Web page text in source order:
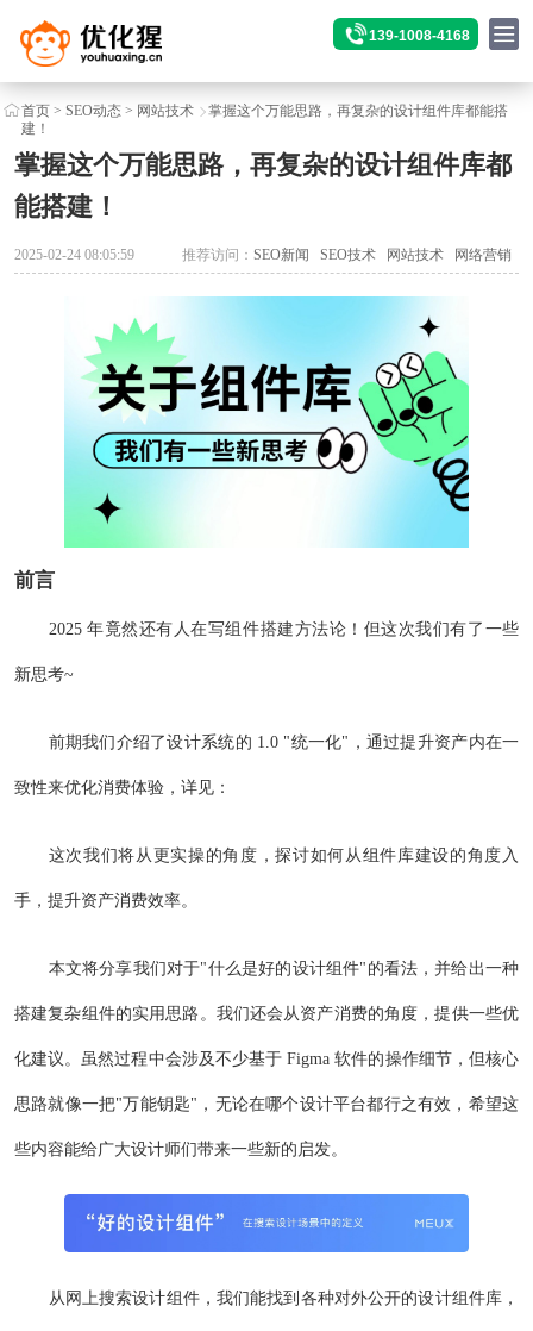
139-1008-4168
首页> SEO动态> 网站技术
掌握这个万能思路，再复杂的设计组件库都能搭
建！
掌握这个万能思路，再复杂的设计组件库都
能搭建！
2025-02-24 08:05:59 推荐访问：SEO新闻 SEO技术 网站技术 网络营销
前言
2025 年竟然还有人在写组件搭建方法论！但这次我们有了一些
新思考~
前期我们介绍了设计系统的 1.0 "统一化"，通过提升资产内在一
致性来优化消费体验，详见：
这次我们将从更实操的角度，探讨如何从组件库建设的角度入
手，提升资产消费效率。
本文将分享我们对于"什么是好的设计组件"的看法，并给出一种
搭建复杂组件的实用思路。我们还会从资产消费的角度，提供一些优
化建议。虽然过程中会涉及不少基于 Figma 软件的操作细节，但核心
思路就像一把"万能钥匙"，无论在哪个设计平台都行之有效，希望这
些内容能给广大设计师们带来一些新的启发。
从网上搜索设计组件，我们能找到各种对外公开的设计组件库，